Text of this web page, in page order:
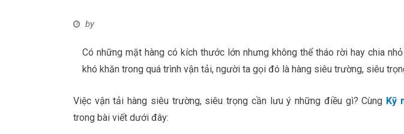
by
Có những mặt hàng có kích thước lớn nhưng không thể tháo rời hay chia
khó khăn trong quá trình vận tải, người ta gọi đó là hàng siêu trường, siêu
Việc vận tải hàng siêu trường, siêu trọng cần lưu ý những điều gì? Cùng Kỹ
trong bài viết dưới đây: